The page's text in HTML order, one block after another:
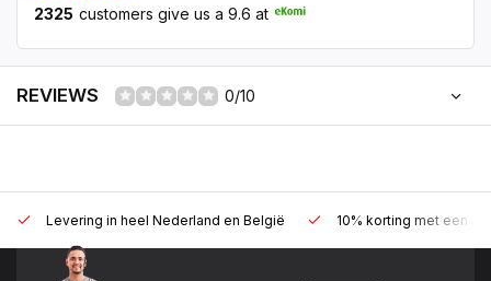
2325 customers give us a 9.6 at
REVIEWS 0/10
Levering in heel Nederland en België 10% korting met een